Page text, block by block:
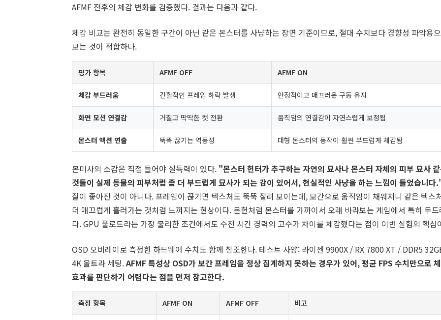
AFMF 전후의 체감 변화를 검증했다. 결과는 다음과 같다.
체감 비교는 완전히 동일한 구간이 아닌 같은 몬스터를 사냥하는 장면 기준이므로, 절대 수치보다 경향성 파악용
보는 것이 적합하다.
평가 항목 AFMF OFF AFMF ON
체감 부드러움 간헐적인 프레임 하락 발생 안정적이고 매끄러운 구동 유지
화면 모션 연결감 거칠고 딱딱한 컷 전환 움직임의 연결감이 자연스럽게 보정됨
몬스터 액션 연출 뚝뚝 끊기는 역동성 대형 몬스터의 동작이 훨씬 부드럽게 체감됨
몬미사의 소감은 직접 들어야 설득력이 있다. "몬스터 헌터가 추구하는 자연의 묘사나 몬스터 자체의 피부 묘사
것들이 실제 동물의 피부처럼 좀 더 부드럽게 묘사가 되는 감이 있어서, 현실적인 사냥을 하는 느낌이 들었습니다
질이 좋아진 것이 아니다. 프레임이 끊기면 텍스처도 뚝뚝 잘려 보이는데, 보간으로 움직임이 채워지니 같은 텍스
더 매끄럽게 흘러가는 것처럼 느껴지는 현상이다. 몬헌처럼 몬스터를 가까이서 오래 바라보는 게임에서 특히 두드
다. GPU 풀로드라는 가장 불리한 조건에서도 수천 시간 경력의 고수가 차이를 체감했다는 점이 이번 실험의 핵심
OSD 오버레이로 측정한 하드웨어 수치도 함께 참조한다. 테스트 사양: 라이젠 9900X / RX 7800 XT / DDR5
4K 울트라 세팅.AFMF 특성상 OSD가 보간 프레임을 정상 집계하지 못하는 경우가 있어, 평균 FPS 수치만으로
효과를 판단하기 어렵다는 점을 먼저 참고한다.
측정 항목 AFMF ON AFMF OFF 비고